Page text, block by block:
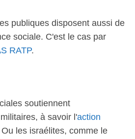
publiques disposent aussi de
sociale. C'est le cas par
RATP.
soutiennent
à savoir l'action
Ou les israélites, comme le